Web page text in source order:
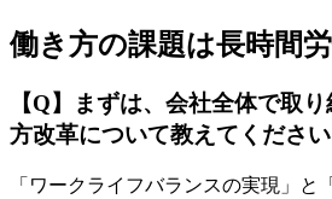
働き方の課題は長時間
【Q】まずは、会社全体で取
方改革について教えてください
「ワークライフバランスの実現」と